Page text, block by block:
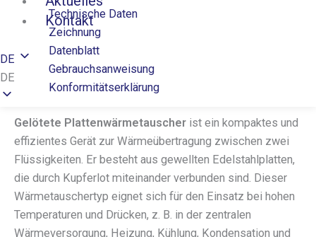
Kontakt
DE
DE
Technische Daten
Zeichnung
Datenblatt
Gebrauchsanweisung
Konformitätserklärung
Gelötete Plattenwärmetauscher ist ein kompaktes und
effizientes Gerät zur Wärmeübertragung zwischen zwei
Flüssigkeiten. Er besteht aus gewellten Edelstahlplatten,
die durch Kupferlot miteinander verbunden sind. Dieser
Wärmetauschertyp eignet sich für den Einsatz bei hohen
Temperaturen und Drücken, z. B. in der zentralen
Wärmeversorgung, Heizung, Kühlung, Kondensation und